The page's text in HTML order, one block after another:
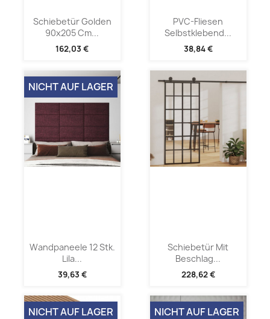
Schiebetür Golden
90x205 Cm...
162,03 €
PVC-Fliesen
Selbstklebend...
38,84 €
Wandpaneele 12 Stk.
Lila...
39,63 €
NICHT AUF LAGER
Schiebetür Mit
Beschlag...
228,62 €
NICHT AUF LAGER NICHT AUF LAGER